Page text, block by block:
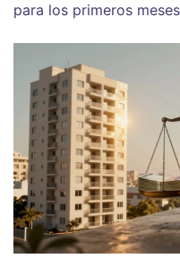
para los primeros